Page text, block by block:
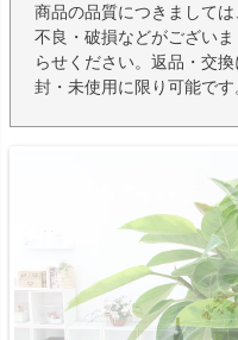
商品の品質につきまして
不良・破損などがござい
らせください。返品・交
封・未使用に限り可能です